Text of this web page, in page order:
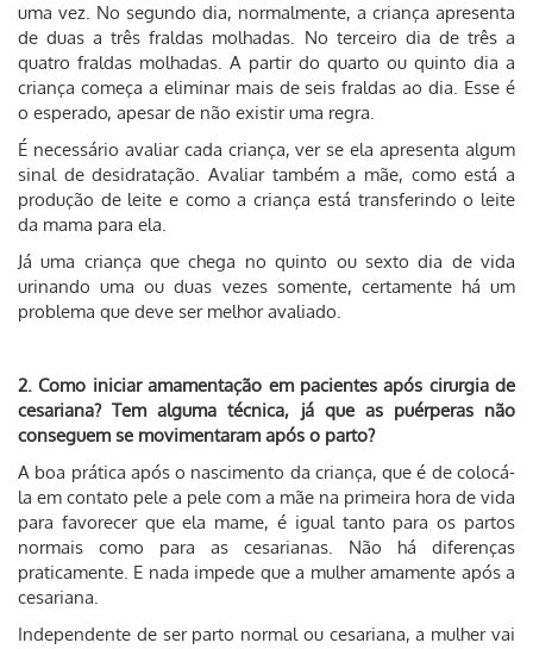
uma vez. No segundo dia, normalmente, a criança apresenta
de duas a três fraldas molhadas. No terceiro dia de três a
quatro fraldas molhadas. A partir do quarto ou quinto dia a
criança começa a eliminar mais de seis fraldas ao dia. Esse é
o esperado, apesar de não existir uma regra.
É necessário avaliar cada criança, ver se ela apresenta algum
sinal de desidratação. Avaliar também a mãe, como está a
produção de leite e como a criança está transferindo o leite
da mama para ela.
Já uma criança que chega no quinto ou sexto dia de vida
urinando uma ou duas vezes somente, certamente há um
problema que deve ser melhor avaliado.
2. Como iniciar amamentação em pacientes após cirurgia de
cesariana? Tem alguma técnica, já que as puérperas não
conseguem se movimentaram após o parto?
A boa prática após o nascimento da criança, que é de colocá-
la em contato pele a pele com a mãe na primeira hora de vida
para favorecer que ela mame, é igual tanto para os partos
normais como para as cesarianas. Não há diferenças
praticamente. E nada impede que a mulher amamente após a
cesariana.
Independente de ser parto normal ou cesariana, a mulher vai